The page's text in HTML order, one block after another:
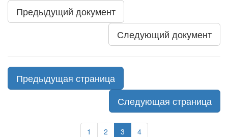
Предыдущий документ
Следующий документ
Предыдущая страница
Следующая страница
1 2 3 4